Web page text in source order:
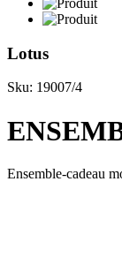
Lotus
Sku: 19007/4
Ensemble-cadeau